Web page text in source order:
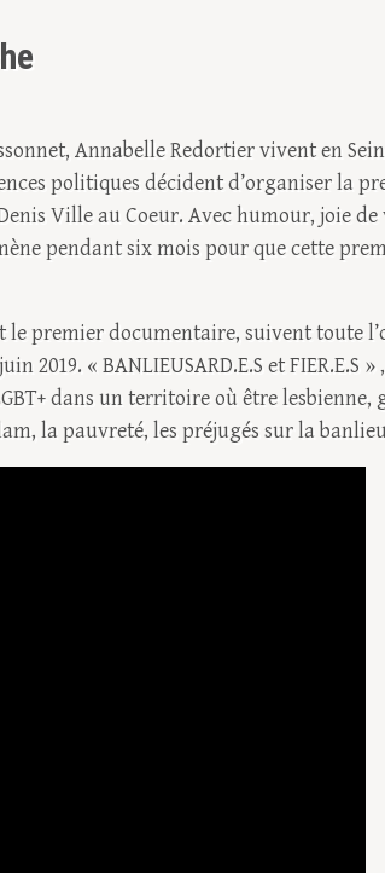
Annabelle Redortier vivent en
politiques décident d’organiser la
Ville au Coeur. Avec humour, joie
pendant six mois pour que cette
le premier documentaire, suivent toute
« BANLIEUSARD.E.S et FIER.E.S
dans un territoire où être lesbienne,
la pauvreté, les préjugés sur la